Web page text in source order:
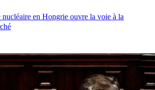
en Hongrie ouvre la voie à la